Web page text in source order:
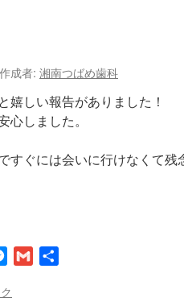
作成者: 湘南つばめ歯科
嬉しい報告がありました！
心しました。
すぐには会いに行けなくて
Messenger
Gmail